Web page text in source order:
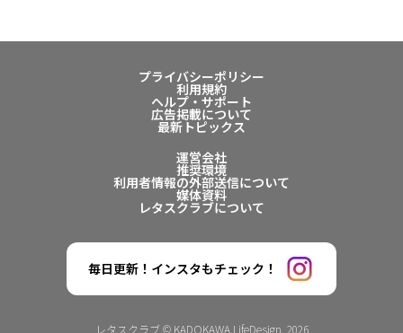
プライバシーポリシー
利用規約
ヘルプ・サポート
広告掲載について
最新トピックス
運営会社
推奨環境
利用者情報の外部送信について
媒体資料
レタスクラブについて
毎日更新！インスタもチェック！
レタスクラブ © KADOKAWA LifeDesign. 2026